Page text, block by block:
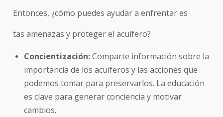
Entonces, ¿cómo puedes ayudar a enfrentar es
tas amenazas y proteger el acuífero?
Concientización:Comparte información sobre la
importancia de los acuíferos y las acciones que
podemos tomar para preservarlos. La educación
es clave para generar conciencia y motivar
cambios.